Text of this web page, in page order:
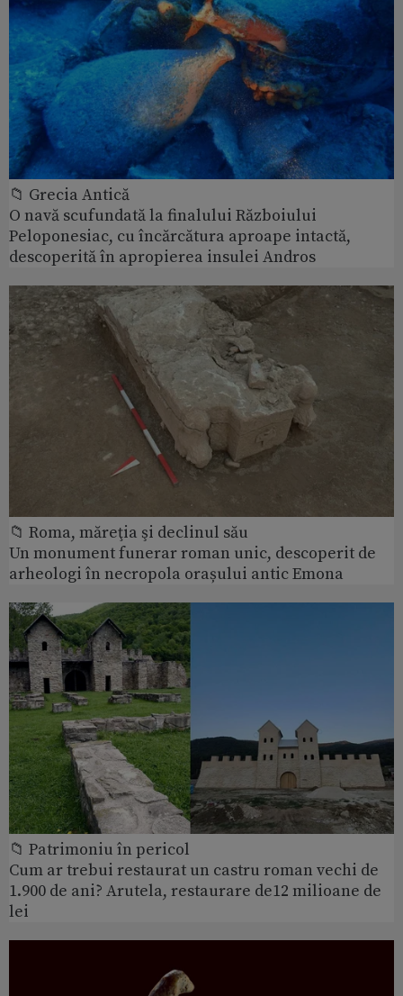
📁 Grecia Antică
O navă scufundată la finalului Războiului
Peloponesiac, cu încărcătura aproape intactă,
descoperită în apropierea insulei Andros
📁 Roma, măreţia şi declinul său
Un monument funerar roman unic, descoperit de
arheologi în necropola orașului antic Emona
📁 Patrimoniu în pericol
Cum ar trebui restaurat un castru roman vechi de
1.900 de ani? Arutela, restaurare de12 milioane de
lei